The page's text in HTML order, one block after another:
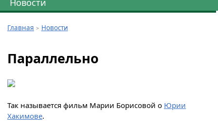
Новости
Главная Новости
Параллельно
Так называется фильм Марии Борисовой о Юрии
Хакимове.